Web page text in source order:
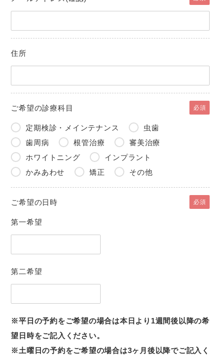
住所
ご希望の診療科目 必須
定期検診・メインテナンス
虫歯
歯周病
根管治療
審美治療
ホワイトニング
インプラント
かみあわせ
矯正 その他
ご希望の日時 必須
第一希望
第二希望
※平日の予約をご希望の場合は本日より1週間後以降の希
望日時をご記入ください。
※土曜日の予約をご希望の場合は3ヶ月後以降でご記入く